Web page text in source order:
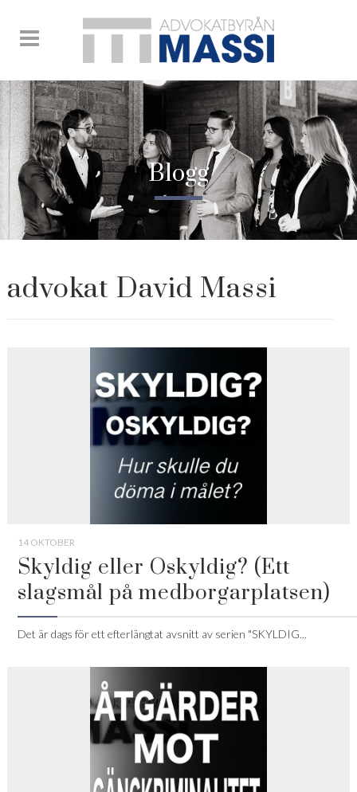
Blogg
advokat David Massi
14 OKTOBER
Skyldig eller Oskyldig? (Ett
slagsmål på medborgarplatsen)
Det är dags för ett efterlängtat avsnitt av serien "SKYLDIG...